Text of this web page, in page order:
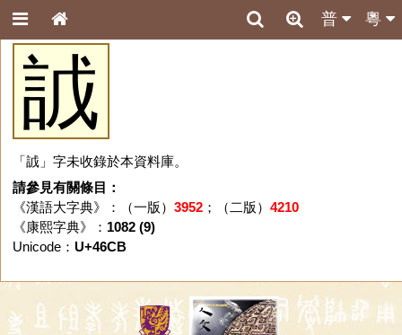
粵
普
䛋
「䛋」字未收錄於本資料庫。
請參見有關條目：
《漢語大字典》：（一版） 3952；（二版） 4210
《康熙字典》： 1082 (9)
Unicode： U+46CB